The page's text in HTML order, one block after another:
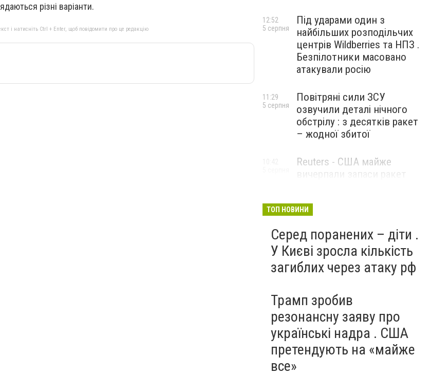
різні варіанти.
і натисніть Ctrl + Enter, щоб повідомити про це редакцію
Під ударами один з
найбільших розподільчих
центрів Wildberries та НПЗ .
Безпілотники масовано
атакували росію
12:52
5 серпня
Повітряні сили ЗСУ
озвучили деталі нічного
обстрілу : з десятків ракет
– жодної збитої
11:29
5 серпня
Reuters - США майже
ТОП НОВИНИ
Серед поранених – діти .
У Києві зросла кількість
загиблих через атаку рф
Трамп зробив
резонансну заяву про
українські надра . США
претендують на «майже
все»